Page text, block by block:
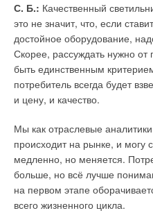
С. Б.: Качественный
это не значит, что, если
достойное оборудование,
Скорее, рассуждать нужно
быть единственным
потребитель всегда будет
и цену, и качество.
Мы как отраслевые
происходит на рынке, и могу
медленно, но меняется.
больше, но всё лучше
на первом этапе
всего жизненного цикла.
Ветроустановка собирает
и когда ветер проходит
область с более низкой
турбулентностью,
(Wind Turbine Wake). Эта
на следующую
воздушного потока, в
производит меньше энергии,
нагрузка на конструкцию.
« В ходе исследовании мы
турбулентность и токи,
ветроколеса,
состояния намного быстрее
Однако эксперты по
теоретические оценки,
технологии, включая
заявляют о себе, опережая
представляющим
энергогенерации, основанной
В Великобритании проекты
последний квартал
электростанции,
случилось впервые с тех
первая в стране